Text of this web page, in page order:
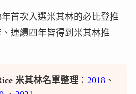
年首次入選米其林的必比登推
連續四年皆得到米其林推
米其林名單整理： 2018、